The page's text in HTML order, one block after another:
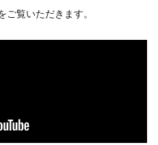
覧いただきます。